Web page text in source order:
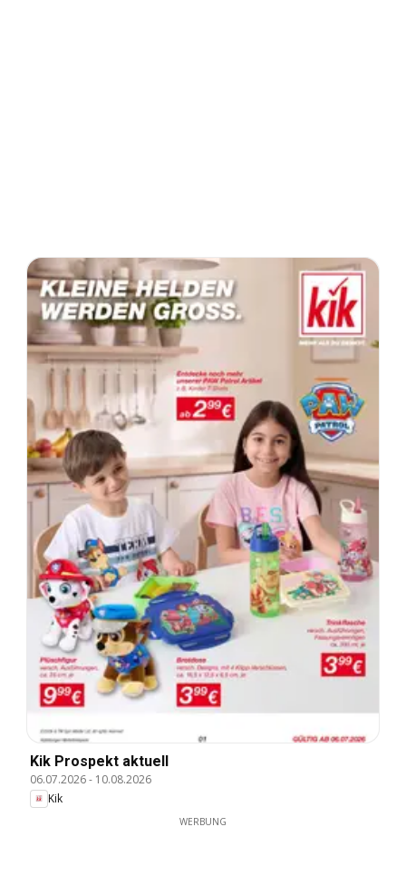
Kik Prospekt aktuell
06.07.2026- 10.08.2026
Kik
WERBUNG